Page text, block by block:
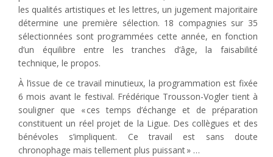
les qualités artistiques et les lettres, un jugement majoritaire
détermine une première sélection. 18 compagnies sur 35
sélectionnées sont programmées cette année, en fonction
d’un équilibre entre les tranches d’âge, la faisabilité
technique, le propos.
À l’issue de ce travail minutieux, la programmation est fixée
6 mois avant le festival. Frédérique Trousson-Vogler tient à
souligner que « ces temps d’échange et de préparation
constituent un réel projet de la Ligue. Des collègues et des
bénévoles s’impliquent. Ce travail est sans doute
chronophage mais tellement plus puissant » …